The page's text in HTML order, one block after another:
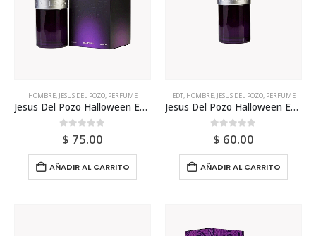
HOMBRE, JESUS DEL POZO, PERFUME
Jesus Del Pozo Halloween Edt 125ml Para Hombre
0out of 5
$ 75.00
AÑADIR AL CARRITO
EDT, HOMBRE, JESUS DEL POZO, PERFUME
Jesus Del Pozo Halloween Edt 125ml Tester Hombre
0out of 5
$ 60.00
AÑADIR AL CARRITO